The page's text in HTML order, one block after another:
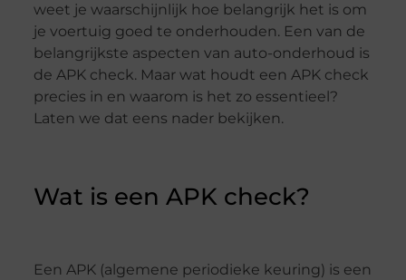
weet je waarschijnlijk hoe belangrijk het is om
je voertuig goed te onderhouden. Een van de
belangrijkste aspecten van auto-onderhoud is
de APK check. Maar wat houdt een APK check
precies in en waarom is het zo essentieel?
Laten we dat eens nader bekijken.
Wat is een APK check?
Een APK (algemene periodieke keuring) is een